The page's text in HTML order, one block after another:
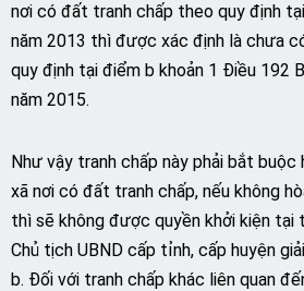
nơi có đất tranh chấp theo quy định
năm 2013 thì được xác định là chưa
quy định tại điểm b khoản 1 Điều 192
năm 2015.
Như vậy tranh chấp này phải bắt buộc
xã nơi có đất tranh chấp, nếu không
thì sẽ không được quyền khởi kiện tại
Chủ tịch UBND cấp tỉnh, cấp huyện
b. Đối với tranh chấp khác liên quan